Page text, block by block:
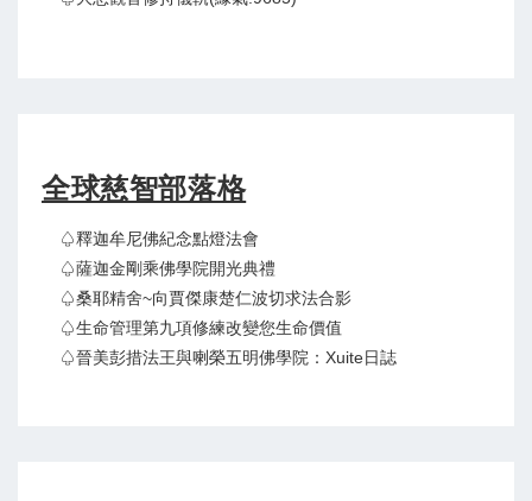
全球慈智部落格
♤釋迦牟尼佛紀念點燈法會
♤薩迦金剛乘佛學院開光典禮
♤桑耶精舍~向賈傑康楚仁波切求法合影
♤生命管理第九項修練改變您生命價值
♤晉美彭措法王與喇榮五明佛學院：Xuite日誌